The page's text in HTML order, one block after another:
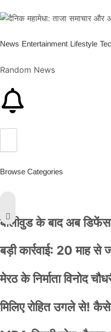
News Entertainment Lifestyle
Random News
Browse Categories
बॉलीवुड के बाद अब डिफेंस
बड़ी कार्रवाई: 20 माह
मेरठ के निर्माता विनोद
मिलिए रोहित उगले से!